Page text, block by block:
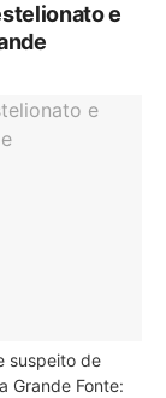
e
suspeito de
Grande Fonte: